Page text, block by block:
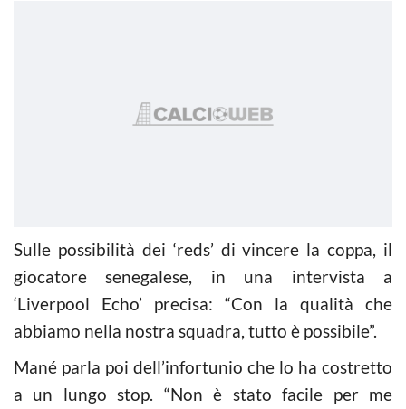
Sulle possibilità dei ‘reds’ di vincere la coppa, il
giocatore senegalese, in una intervista a
‘Liverpool Echo’ precisa: “Con la qualità che
abbiamo nella nostra squadra, tutto è possibile”.
Mané parla poi dell’infortunio che lo ha costretto
a un lungo stop. “Non è stato facile per me